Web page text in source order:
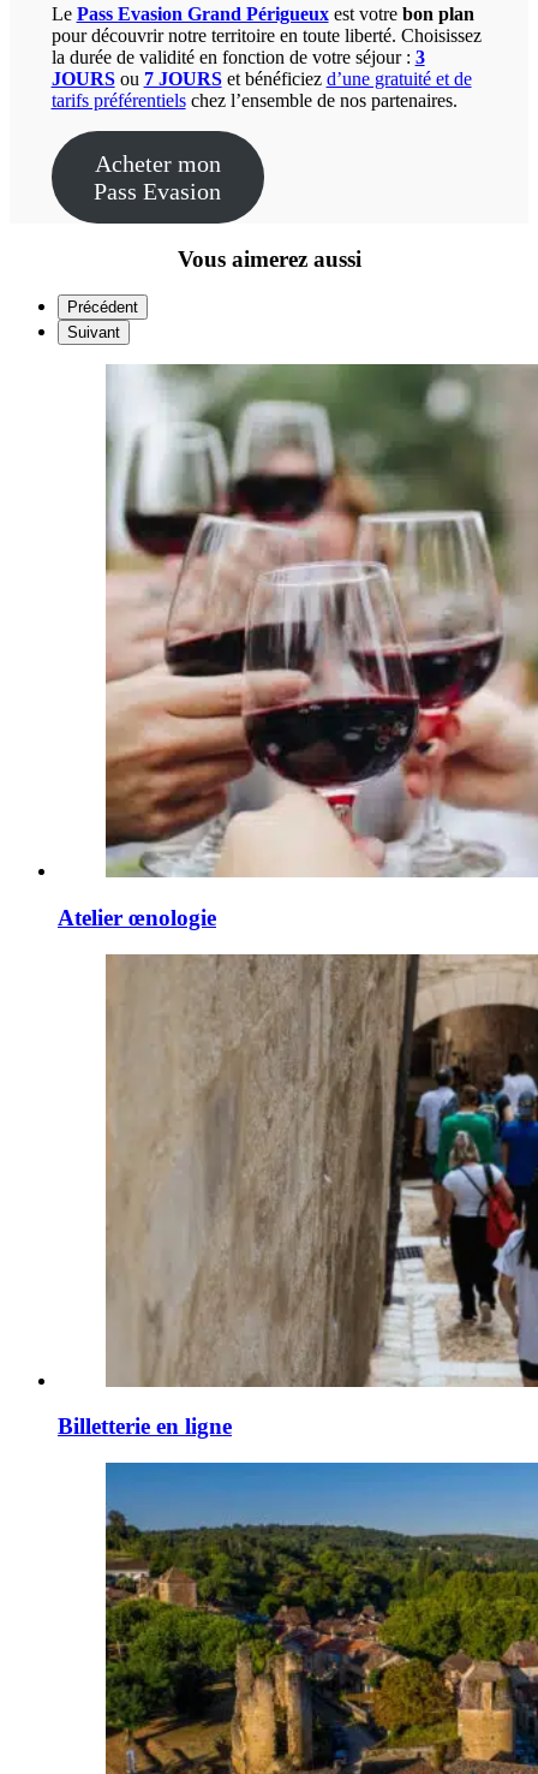
Le Pass Evasion Grand Périgueuxest votre bon plan
pour découvrir notre territoire en toute liberté. Choisissez
la durée de validité en fonction de votre séjour : 3
JOURS ou 7 JOURSet bénéficiez d’une gratuité et de
tarifs préférentielschez l’ensemble de nos partenaires.
Acheter mon
Pass Evasion
Vous aimerez aussi
Précédent
Suivant
Atelier œnologie
Billetterie en ligne